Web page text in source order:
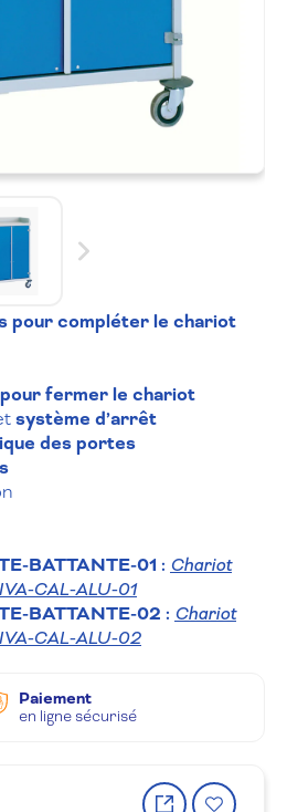
pour compléter le chariot
fermer le chariot
système d’arrêt
des portes
BATTANTE-01 : Chariot
CAL-ALU-01
BATTANTE-02 : Chariot
CAL-ALU-02
Paiement
en ligne sécurisé
Partager